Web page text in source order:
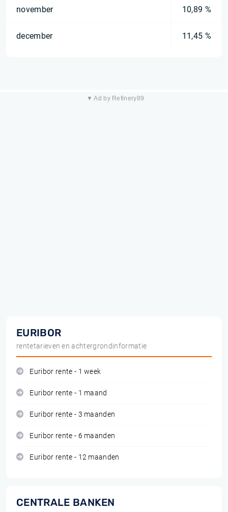
november 10,89 %
december 11,45 %
▼ Ad by Refinery89
EURIBOR
rentetarieven en achtergrondinformatie
Euribor rente - 1 week
Euribor rente - 1 maand
Euribor rente - 3 maanden
Euribor rente - 6 maanden
Euribor rente - 12 maanden
CENTRALE BANKEN